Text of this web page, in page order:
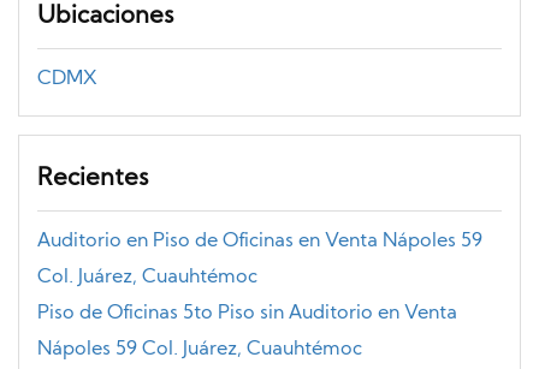
Ubicaciones
CDMX
Recientes
Auditorio en Piso de Oficinas en Venta Nápoles 59
Col. Juárez, Cuauhtémoc
Piso de Oficinas 5to Piso sin Auditorio en Venta
Nápoles 59 Col. Juárez, Cuauhtémoc